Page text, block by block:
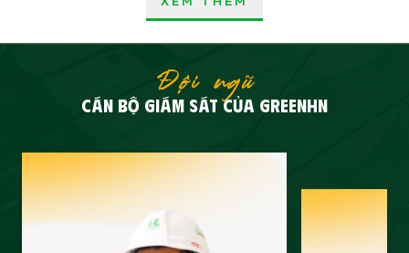
Đội ngũ
CÁN BỘ GIÁM SÁT CỦA GREENHN